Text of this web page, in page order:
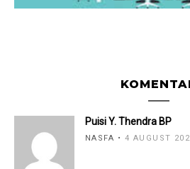
Puisi Y. Thendra BP
NASFA 4 AUGUST